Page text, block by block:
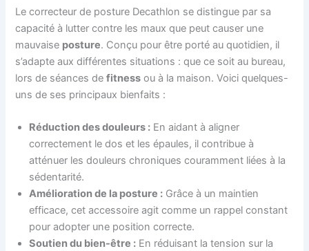
Le correcteur de posture Decathlon se distingue par sa
capacité à lutter contre les maux que peut causer une
mauvaise posture. Conçu pour être porté au quotidien, il
s’adapte aux différentes situations : que ce soit au bureau,
lors de séances defitness ou à la maison. Voici quelques-
uns de ses principaux bienfaits :
Réduction des douleurs : En aidant à aligner
correctement le dos et les épaules, il contribue à
atténuer les douleurs chroniques couramment liées à la
sédentarité.
Amélioration de la posture : Grâce à un maintien
efficace, cet accessoire agit comme un rappel constant
pour adopter une position correcte.
Soutien du bien-être : En réduisant la tension sur la